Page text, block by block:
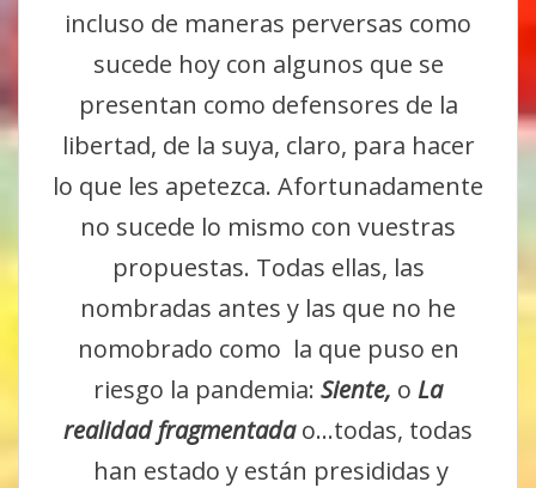
incluso de maneras perversas como
sucede hoy con algunos que se
presentan como defensores de la
libertad, de la suya, claro, para hacer
lo que les apetezca. Afortunadamente
no sucede lo mismo con vuestras
propuestas. Todas ellas, las
nombradas antes y las que no he
nomobrado como la que puso en
riesgo la pandemia: Siente, o La
realidad fragmentadao…todas, todas
han estado y están presididas y